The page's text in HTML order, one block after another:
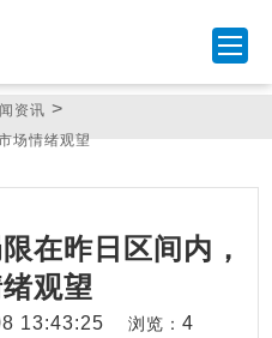
资讯 >
场情绪观望
在昨日区间内，
观望
13:43:25 浏览： 4